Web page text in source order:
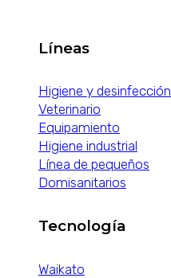
Líneas
Higiene y desinfección
Veterinario
Equipamiento
Higiene industrial
Línea de pequeños
Domisanitarios
Tecnología
Waikato